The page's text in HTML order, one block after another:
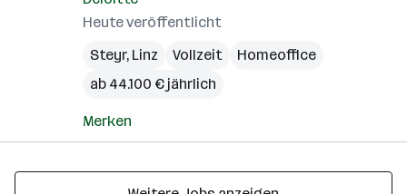
Heute veröffentlicht
Steyr, Linz Vollzeit
Homeoffice
ab 44.100 € jährlich
Merken